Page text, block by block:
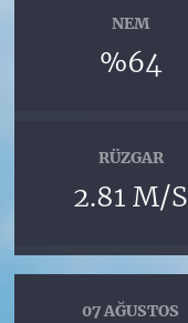
NEM
%64
RÜZGAR
2.81 M/S
07 AĞUSTOS